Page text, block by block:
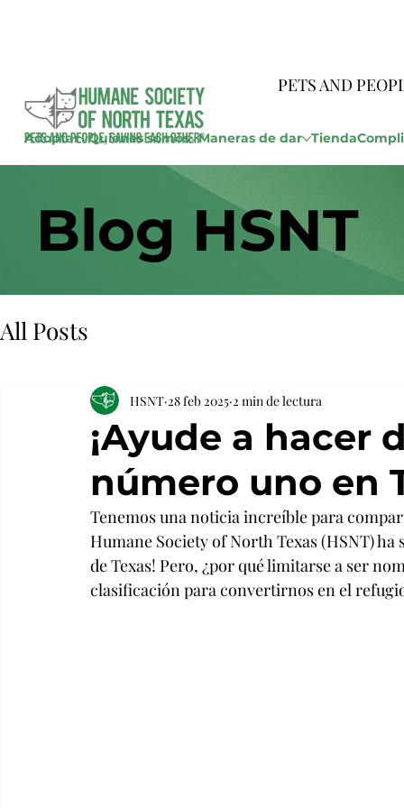
PETS AND
Adoptar Quienes somos Maneras de dar Tienda
Blog HSNT
All Posts
¡Ayude a hacer
número uno en
HSNT 28 feb 2025 2 min de lectura
Tenemos una noticia increíble para
Humane Society of North Texas (HSNT)
de Texas! Pero, ¿por qué limitarse a ser
clasificación para convertirnos enel